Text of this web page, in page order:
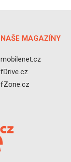
NAŠE MAGAZÍNY
mobilenet.cz
fDrive.cz
fZone.cz